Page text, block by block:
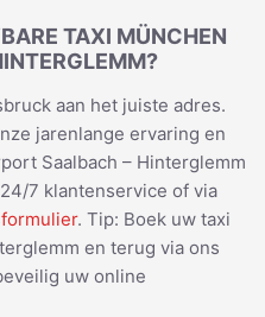
TAXI MÜNCHEN
aan het juiste adres.
jarenlange ervaring en
Saalbach – Hinterglemm
7 klantenservice of via
. Tip: Boek uw taxi
en terug via ons
uw online